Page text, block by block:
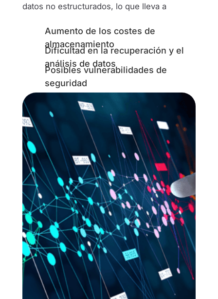
datos no estructurados, lo que lleva a
Aumento de los costes de
almacenamiento
Dificultad en la recuperación y el
análisis de datos
Posibles vulnerabilidades de
seguridad